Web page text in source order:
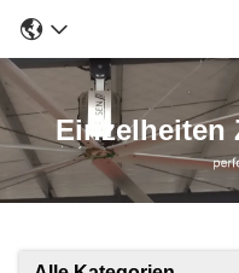
Einzelheiten